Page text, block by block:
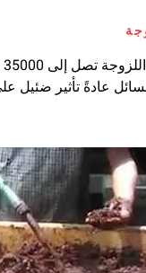
عادةً تأثير ضئيل